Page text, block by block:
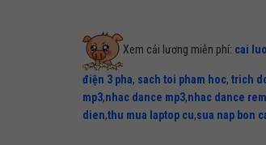
Xem cải lương miễn phí: cai
điện 3 pha, sach toi pham hoc, trich
mp3,nhac dance mp3,nhac dance
dien,thu mua laptop cu,sua nap bon